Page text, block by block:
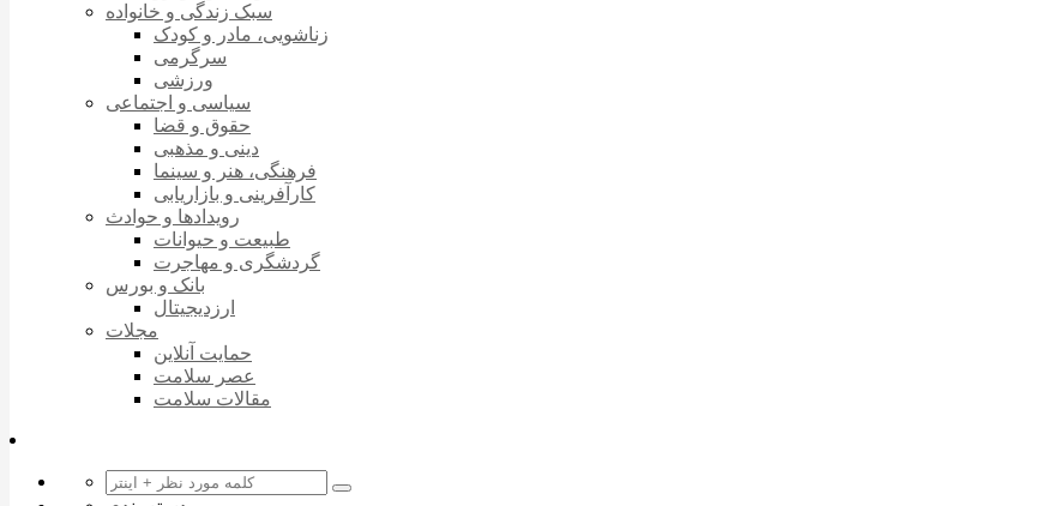
سبک زندگی و خانواده
زناشویی، مادر و کودک
سرگرمی
ورزشی
سیاسی و اجتماعی
حقوق و قضا
دینی و مذهبی
فرهنگی، هنر و سینما
کارآفرینی و بازاریابی
رویدادها و حوادث
طبیعت و حیوانات
گردشگری و مهاجرت
بانک و بورس
ارزدیجیتال
مجلات
حمایت آنلاین
عصر سلامت
مقالات سلامت